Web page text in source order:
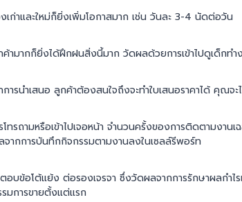
ก่าและใหม่ก็ยิ่งเพิ่มโอกาสมาก เช่น วันละ 3-4 นัดต่อวัน
ามากก็ยิ่งได้ฝึกฝนสิ่งนี้มาก วัดผลด้วยการเข้าไปดูเด็กทำ
รนำเสนอ ลูกค้าต้องสนใจถึงจะทำใบเสนอราคาได้ คุณจะ
รถามหรือเข้าไปเจอหน้า จำนวนครั้งของการติดตามงานเ
ากการบันทึกกิจกรรมตามงานลงในเซลล์รีพอร์ท
บข้อโต้แย้ง ต่อรองเจรจา ซึ่งวัดผลจากการรักษาผลกำไ
มการขายตั้งแต่แรก